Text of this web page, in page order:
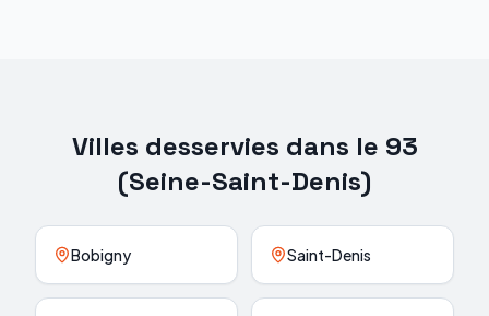
Villes desservies dans le 93
(Seine-Saint-Denis)
Bobigny Saint-Denis